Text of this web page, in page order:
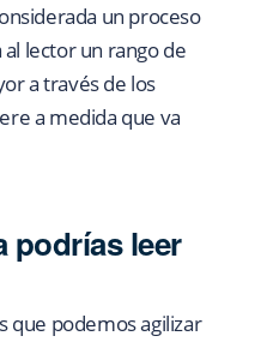
un proceso
lector un rango de
a través de los
a medida que va
podrías leer
que podemos agilizar